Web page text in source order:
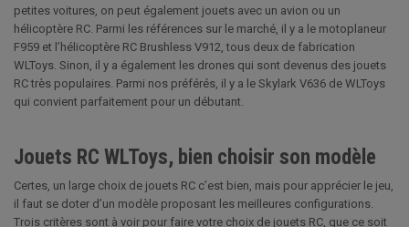
petites voitures, on peut également jouets avec un avion ou un
hélicoptère RC. Parmi les références sur le marché, il y a le motoplaneur
F959 et l’hélicoptère RC Brushless V912, tous deux de fabrication
WLToys. Sinon, il y a également les drones qui sont devenus des jouets
RC très populaires. Parmi nos préférés, il y a le Skylark V636 de WLToys
qui convient parfaitement pour un débutant.
Jouets RC WLToys, bien choisir son modèle
Certes, un large choix de jouets RC c’est bien, mais pour apprécier le jeu,
il faut se doter d’un modèle proposant les meilleures configurations.
Trois critères sont à voir pour faire votre choix de jouets RC, que ce soit